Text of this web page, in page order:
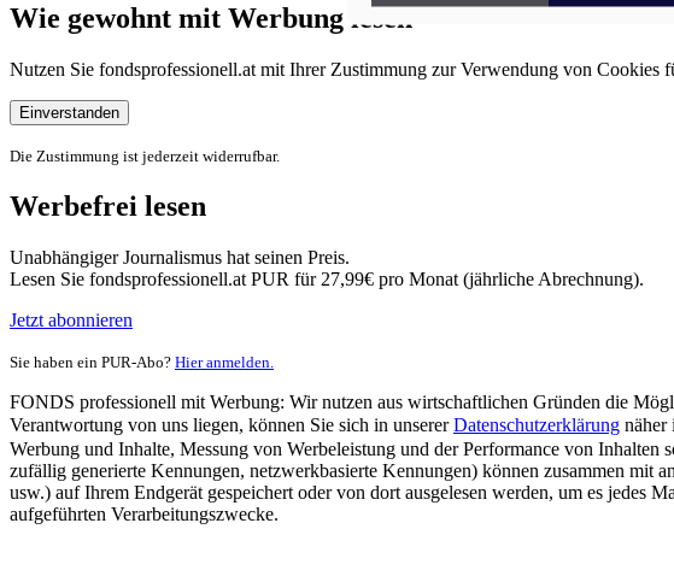
Wie gewohnt mit Werbung lesen
Nutzen Sie fondsprofessionell.at mit Ihrer Zustimmung zur Verwendung von Cookies
Einverstanden
Die Zustimmung ist jederzeit widerrufbar.
Werbefrei lesen
Unabhängiger Journalismus hat seinen Preis.
Lesen Sie fondsprofessionell.at PUR für 27,99€ pro Monat (jährliche Abrechnung).
Jetzt abonnieren
Sie haben ein PUR-Abo? Hier anmelden.
FONDS professionell mit Werbung: Wir nutzen aus wirtschaftlichen Gründen die
Verantwortung von uns liegen, können Sie sich in unsererDatenschutzerklärung näher
Werbung und Inhalte, Messung von Werbeleistung und der Performance von
zufällig generierte Kennungen, netzwerkbasierte Kennungen) können zusammen
usw.) auf Ihrem Endgerät gespeichert oder von dort ausgelesen werden, um es jedes
aufgeführten Verarbeitungszwecke.